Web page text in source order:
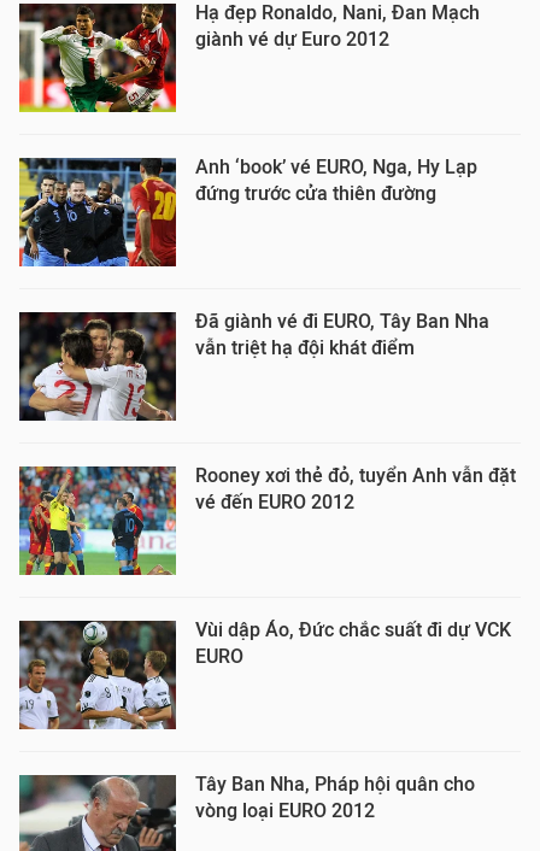
Hạ đẹp Ronaldo, Nani, Đan Mạch
giành vé dự Euro 2012
Anh ‘book’ vé EURO, Nga, Hy Lạp
đứng trước cửa thiên đường
Đã giành vé đi EURO, Tây Ban Nha
vẫn triệt hạ đội khát điểm
Rooney xơi thẻ đỏ, tuyển Anh vẫn đặt
vé đến EURO 2012
Vùi dập Áo, Đức chắc suất đi dự VCK
EURO
Tây Ban Nha, Pháp hội quân cho
vòng loại EURO 2012